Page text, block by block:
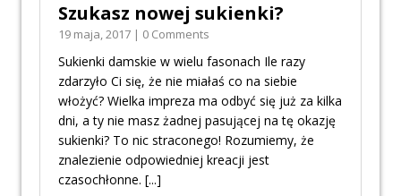
Szukasz nowej sukienki?
19 maja, 2017 | 0 Comments
Sukienki damskie w wielu fasonach Ile razy
zdarzyło Ci się, że nie miałaś co na siebie
włożyć? Wielka impreza ma odbyć się już za kilka
dni, a ty nie masz żadnej pasującej na tę okazję
sukienki? To nic straconego! Rozumiemy, że
znalezienie odpowiedniej kreacji jest
czasochłonne. [...]